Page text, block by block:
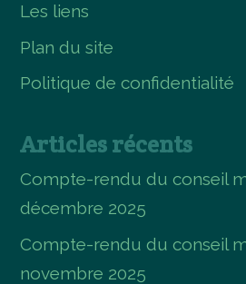
Les liens
Plan du site
Politique de confidentialité
Articles récents
Compte-rendu du conseil
décembre 2025
Compte-rendu du conseil
novembre 2025